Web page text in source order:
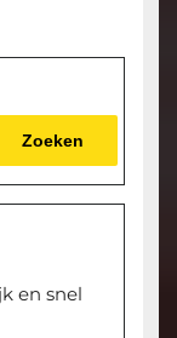
Zoeken
en snel